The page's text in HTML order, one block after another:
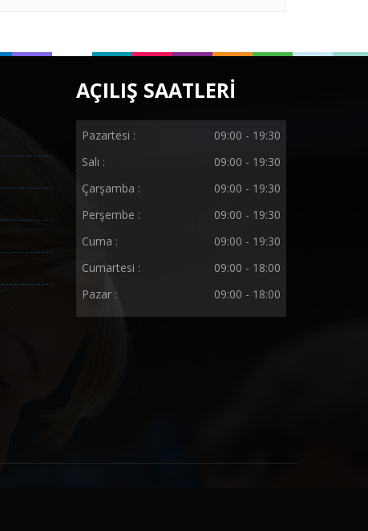
AÇILIŞ SAATLERİ
Pazartesi :
09:00 - 19:30
Salı :
09:00 - 19:30
Çarşamba :
09:00 - 19:30
Perşembe :
09:00 - 19:30
Cuma :
09:00 - 19:30
Cumartesi :
09:00 - 18:00
Pazar :
09:00 - 18:00